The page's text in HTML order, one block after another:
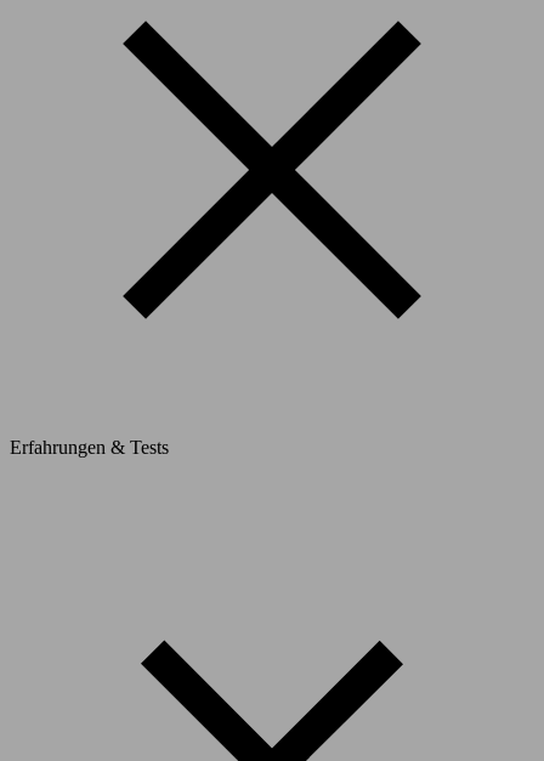
Erfahrungen & Tests